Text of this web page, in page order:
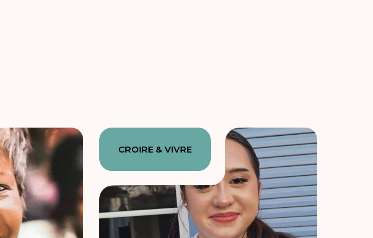
CROIRE & VIVRE